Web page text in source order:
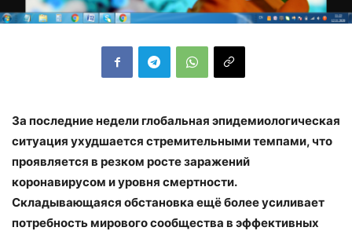
За последние недели глобальная эпидемиологическая
ситуация ухудшается стремительными темпами, что
проявляется в резком росте заражений
коронавирусом и уровня смертности.
Складывающаяся обстановка ещё более усиливает
потребность мирового сообщества в эффективных